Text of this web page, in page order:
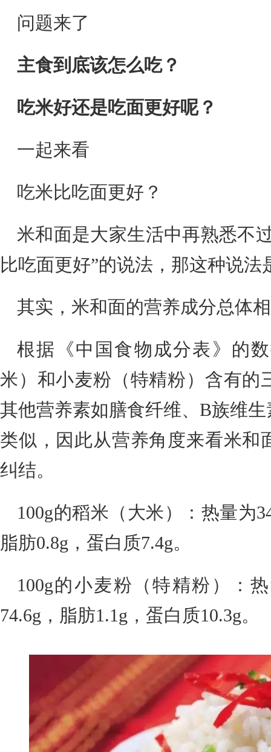
问题来了
主食到底该怎么吃？
吃米好还是吃面更好呢？
一起来看
吃米比吃面更好？
米和面是大家生活中再熟悉不
比吃面更好”的说法，那这种说法
其实，米和面的营养成分总体
根据《中国食物成分表》的
米）和小麦粉（特精粉）含有的
其他营养素如膳食纤维、B族维
类似，因此从营养角度来看米和
纠结。
100g的稻米（大米）：热量为
脂肪0.8g，蛋白质7.4g。
100g的小麦粉（特精粉）：
74.6g，脂肪1.1g，蛋白质10.3g。